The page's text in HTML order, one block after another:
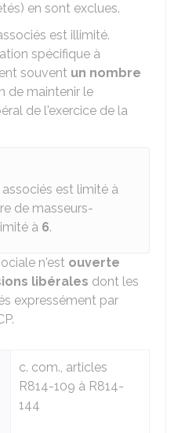
en sont exclues.
est illimité.
spécifique à
souvent un nombre
de maintenir le
de l'exercice de la
est limité à
de masseurs-
à 6.
n'est ouverte
libérales dont les
expressément par
c. com., articles
R814-109 à R814-
144